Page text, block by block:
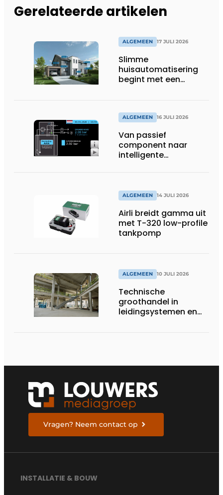
Gerelateerde artikelen
ALGEMEEN 17 JULI 2026
Slimme
huisautomatisering
begint met een
ALGEMEEN 16 JULI 2026
Van passief
component naar
intelligente
systemen
ALGEMEEN 14 JULI 2026
Airli breidt gamma uit
met T-320 low-profile
tankpomp
ALGEMEEN 10 JULI 2026
Technische
groothandel in
leidingsystemen en
Vragen? Neem contact op
INSTALLATIE & BOUW